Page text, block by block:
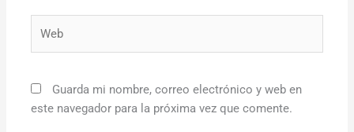
Guarda mi nombre, correo electrónico y web en
este navegador para la próxima vez que comente.